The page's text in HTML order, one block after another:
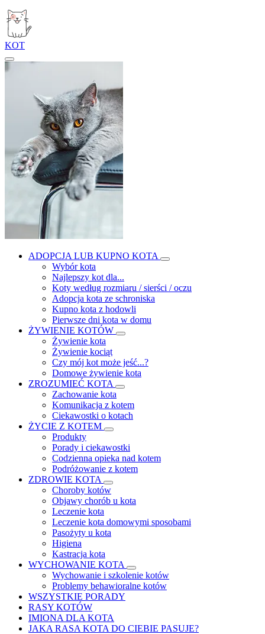
KOT
ADOPCJA LUB KUPNO KOTA
Wybór kota
Najlepszy kot dla...
Koty według rozmiaru / sierści / oczu
Adopcja kota ze schroniska
Kupno kota z hodowli
Pierwsze dni kota w domu
ŻYWIENIE KOTÓW
Żywienie kota
Żywienie kociąt
Czy mój kot może jeść...?
Domowe żywienie kota
ZROZUMIEĆ KOTA
Zachowanie kota
Komunikacja z kotem
Ciekawostki o kotach
ŻYCIE Z KOTEM
Produkty
Porady i ciekawostki
Codzienna opieka nad kotem
Podróżowanie z kotem
ZDROWIE KOTA
Choroby kotów
Objawy chorób u kota
Leczenie kota
Leczenie kota domowymi sposobami
Pasożyty u kota
Higiena
Kastracja kota
WYCHOWANIE KOTA
Wychowanie i szkolenie kotów
Problemy behawioralne kotów
WSZYSTKIE PORADY
RASY KOTÓW
IMIONA DLA KOTA
JAKA RASA KOTA DO CIEBIE PASUJE?